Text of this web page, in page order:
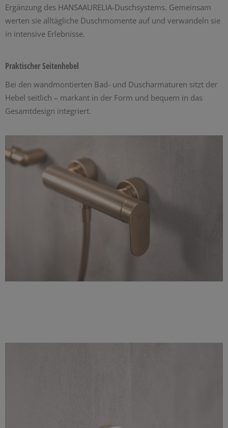
Ergänzung des HANSAAURELIA-Duschsystems. Gemeinsam
werten sie alltägliche Duschmomente auf und verwandeln sie
in intensive Erlebnisse.
Praktischer Seitenhebel
Bei den wandmontierten Bad- und Duscharmaturen sitzt der
Hebel seitlich – markant in der Form und bequem in das
Gesamtdesign integriert.